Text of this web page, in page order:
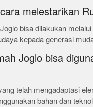
melestarikan
bisa dilakukan
kepada generasi
Joglo bisa
telah mengadaptasi
bahan dan